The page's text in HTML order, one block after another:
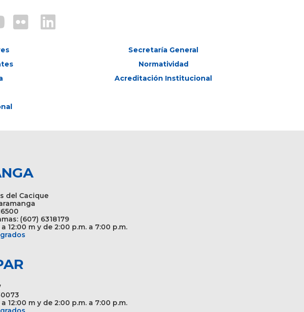
Secretaría General
Normatividad
Acreditación Institucional
del Cacique
(607) 6318179
12:00 m y de 2:00 p.m. a 7:00 p.m.
12:00 m y de 2:00 p.m. a 7:00 p.m.